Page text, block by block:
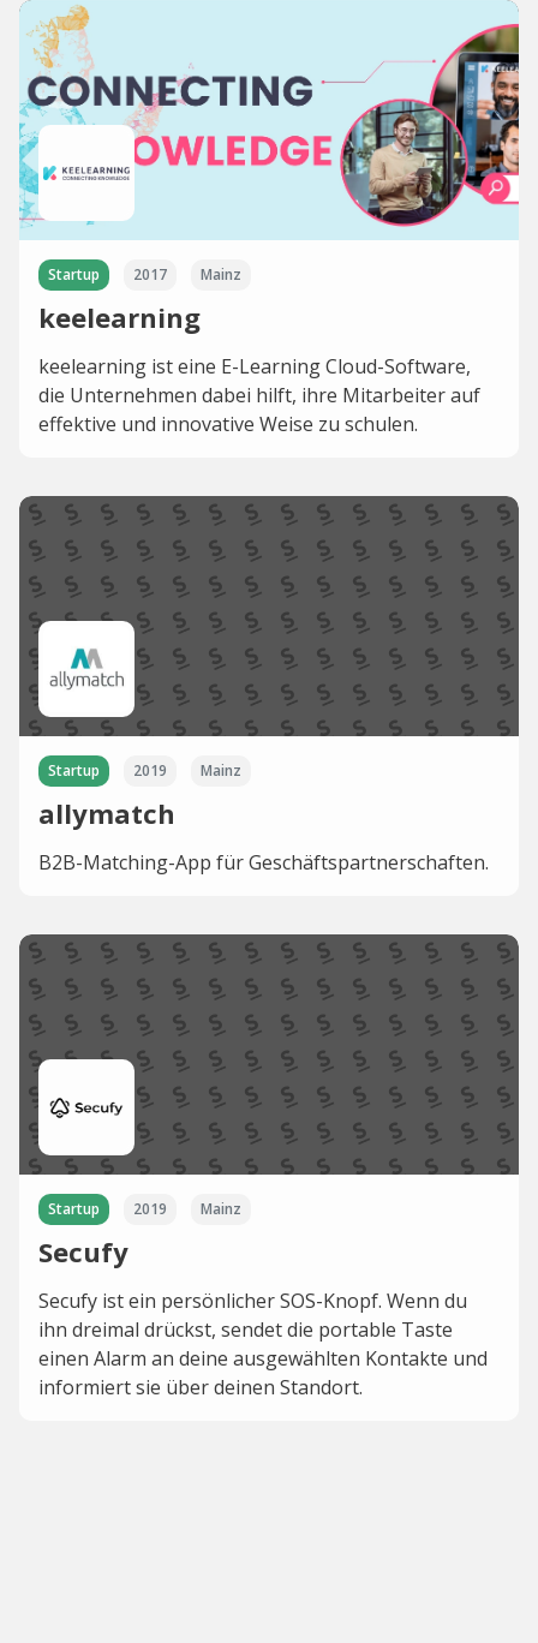
Startup 2017 Mainz
keelearning
keelearning ist eine E-Learning Cloud-Software,
die Unternehmen dabei hilft, ihre Mitarbeiter auf
effektive und innovative Weise zu schulen.
Startup 2019 Mainz
allymatch
B2B-Matching-App für Geschäftspartnerschaften.
Startup 2019 Mainz
Secufy
Secufy ist ein persönlicher SOS-Knopf. Wenn du
ihn dreimal drückst, sendet die portable Taste
einen Alarm an deine ausgewählten Kontakte und
informiert sie über deinen Standort.